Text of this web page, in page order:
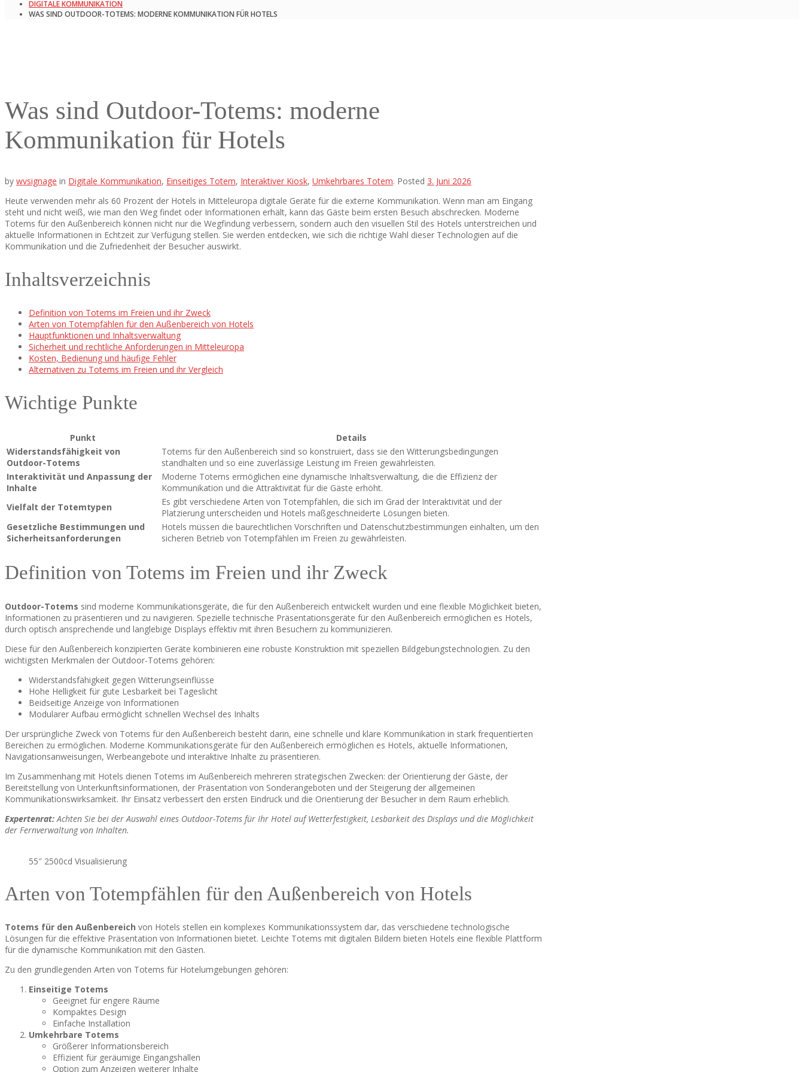
DIGITALE KOMMUNIKATION
WAS SIND OUTDOOR-TOTEMS: MODERNE KOMMUNIKATION FÜR HOTELS
Was sind Outdoor-Totems: moderne
Kommunikation für Hotels
by wvsignage in Digitale Kommunikation, Einseitiges Totem, Interaktiver Kiosk, Umkehrbares Totem. Posted 3. Juni 2026
Heute verwenden mehr als 60 Prozent der Hotels in Mitteleuropa digitale Geräte für die externe Kommunikation. Wenn man am Eingang
steht und nicht weiß, wie man den Weg findet oder Informationen erhält, kann das Gäste beim ersten Besuch abschrecken. Moderne
Totems für den Außenbereich können nicht nur die Wegfindung verbessern, sondern auch den visuellen Stil des Hotels unterstreichen und
aktuelle Informationen in Echtzeit zur Verfügung stellen. Sie werden entdecken, wie sich die richtige Wahl dieser Technologien auf die
Kommunikation und die Zufriedenheit der Besucher auswirkt.
Inhaltsverzeichnis
Definition von Totems im Freien und ihr Zweck
Arten von Totempfählen für den Außenbereich von Hotels
Hauptfunktionen und Inhaltsverwaltung
Sicherheit und rechtliche Anforderungen in Mitteleuropa
Kosten, Bedienung und häufige Fehler
Alternativen zu Totems im Freien und ihr Vergleich
Wichtige Punkte
Punkt
Details
Widerstandsfähigkeit von
Outdoor-Totems
Totems für den Außenbereich sind so konstruiert, dass sie den Witterungsbedingungen
standhalten und so eine zuverlässige Leistung im Freien gewährleisten.
Interaktivität und Anpassung der
Inhalte
Moderne Totems ermöglichen eine dynamische Inhaltsverwaltung, die die Effizienz der
Kommunikation und die Attraktivität für die Gäste erhöht.
Vielfalt der Totemtypen
Es gibt verschiedene Arten von Totempfählen, die sich im Grad der Interaktivität und der
Platzierung unterscheiden und Hotels maßgeschneiderte Lösungen bieten.
Gesetzliche Bestimmungen und
Sicherheitsanforderungen
Hotels müssen die baurechtlichen Vorschriften und Datenschutzbestimmungen einhalten, um den
sicheren Betrieb von Totempfählen im Freien zu gewährleisten.
Definition von Totems im Freien und ihr Zweck
Outdoor-Totems sind moderne Kommunikationsgeräte, die für den Außenbereich entwickelt wurden und eine flexible Möglichkeit bieten,
Informationen zu präsentieren und zu navigieren. Spezielle technische Präsentationsgeräte für den Außenbereich ermöglichen es Hotels,
durch optisch ansprechende und langlebige Displays effektiv mit ihren Besuchern zu kommunizieren.
Diese für den Außenbereich konzipierten Geräte kombinieren eine robuste Konstruktion mit speziellen Bildgebungstechnologien. Zu den
wichtigsten Merkmalen der Outdoor-Totems gehören:
Widerstandsfähigkeit gegen Witterungseinflüsse
Hohe Helligkeit für gute Lesbarkeit bei Tageslicht
Beidseitige Anzeige von Informationen
Modularer Aufbau ermöglicht schnellen Wechsel des Inhalts
Der ursprüngliche Zweck von Totems für den Außenbereich besteht darin, eine schnelle und klare Kommunikation in stark frequentierten
Bereichen zu ermöglichen. Moderne Kommunikationsgeräte für den Außenbereich ermöglichen es Hotels, aktuelle Informationen,
Navigationsanweisungen, Werbeangebote und interaktive Inhalte zu präsentieren.
Im Zusammenhang mit Hotels dienen Totems im Außenbereich mehreren strategischen Zwecken: der Orientierung der Gäste, der
Bereitstellung von Unterkunftsinformationen, der Präsentation von Sonderangeboten und der Steigerung der allgemeinen
Kommunikationswirksamkeit. Ihr Einsatz verbessert den ersten Eindruck und die Orientierung der Besucher in dem Raum erheblich.
Expertenrat: Achten Sie bei der Auswahl eines Outdoor-Totems für Ihr Hotel auf Wetterfestigkeit, Lesbarkeit des Displays und die Möglichkeit
der Fernverwaltung von Inhalten.
55″ 2500cd Visualisierung
Arten von Totempfählen für den Außenbereich von Hotels
Totems für den Außenbereich von Hotels stellen ein komplexes Kommunikationssystem dar, das verschiedene technologische
Lösungen für die effektive Präsentation von Informationen bietet. Leichte Totems mit digitalen Bildern bieten Hotels eine flexible Plattform
für die dynamische Kommunikation mit den Gästen.
Zu den grundlegenden Arten von Totems für Hotelumgebungen gehören:
Einseitige Totems
Geeignet für engere Räume
Kompaktes Design
Einfache Installation
Umkehrbare Totems
Größerer Informationsbereich
Effizient für geräumige Eingangshallen
Option zum Anzeigen weiterer Inhalte